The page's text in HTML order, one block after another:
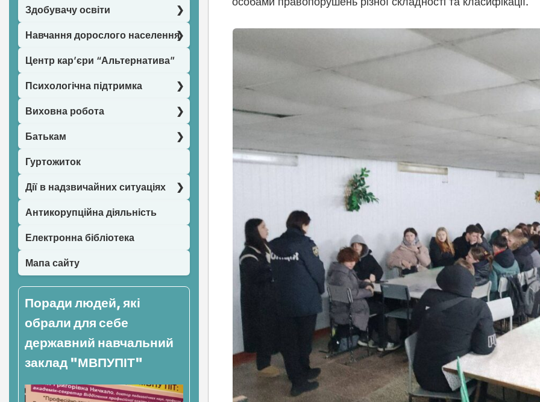
Здобувачу освіти
Навчання дорослого населення
Центр кар’єри “Альтернатива”
Психологічна підтримка
Виховна робота
Батькам
Гуртожиток
Дії в надзвичайних ситуаціях
Антикорупційна діяльність
Електронна бібліотека
Мапа сайту
Поради людей, які
обрали для себе
державний навчальний
заклад "МВПУПІТ"